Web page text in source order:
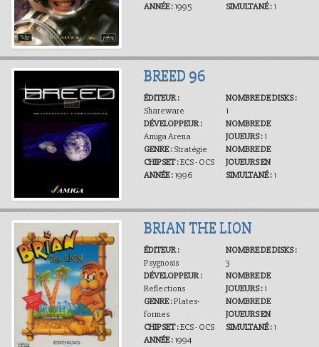
ANNÉE :1995
SIMULTANÉ :1
BREED 96
ÉDITEUR :
Shareware
DÉVELOPPEUR :
Amiga Arena
GENRE :Stratégie
CHIPSET :ECS - OCS
ANNÉE :1996
NOMBRE DE DISKS :
1
NOMBRE DE
JOUEURS :1
NOMBRE DE
JOUEURS EN
SIMULTANÉ :1
BRIAN THE LION
ÉDITEUR :
Psygnosis
DÉVELOPPEUR :
Reflections
GENRE :Plates-
formes
CHIPSET :ECS - OCS
ANNÉE :1994
NOMBRE DE DISKS :
3
NOMBRE DE
JOUEURS :1
NOMBRE DE
JOUEURS EN
SIMULTANÉ :1